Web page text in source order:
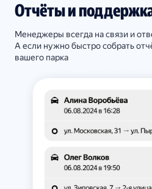
Отчёты и
Менеджеры всегда на связи и
А если нужно быстро собрать
вашего парка